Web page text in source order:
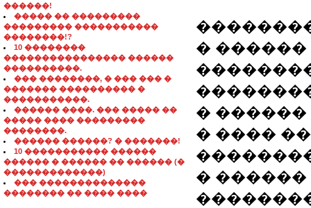
������!
����� �� ���������
��������� �����������
��������!?
10 ��������
���������������� ������
����������.
��� ��������, � ��� ��� �
������� ���������� �
�����������.
������ ����. ��� ����� ��
����� ���� ���������
��������.
������ ������? � �������!
10 ����������� ������
������ � ������ �� ������ (�
�������������)
��� ��������������
�������� �� ���� ����
�
� ������
� ����
�